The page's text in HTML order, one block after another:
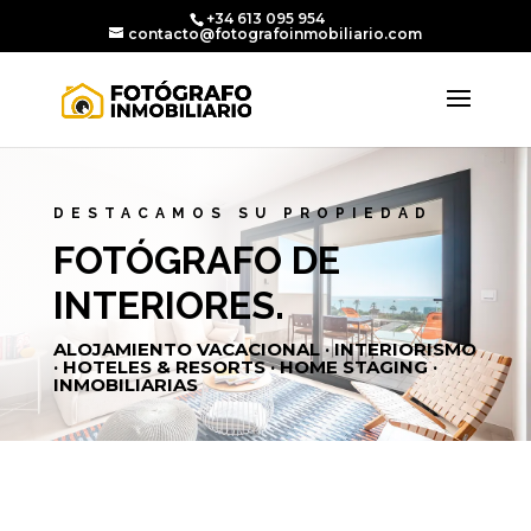
+34 613 095 954
contacto@fotografoinmobiliario.com
DESTACAMOS SU PROPIEDAD
FOTÓGRAFO DE
INTERIORES.
ALOJAMIENTO VACACIONAL · INTERIORISMO
· HOTELES & RESORTS · HOME STAGING ·
INMOBILIARIAS